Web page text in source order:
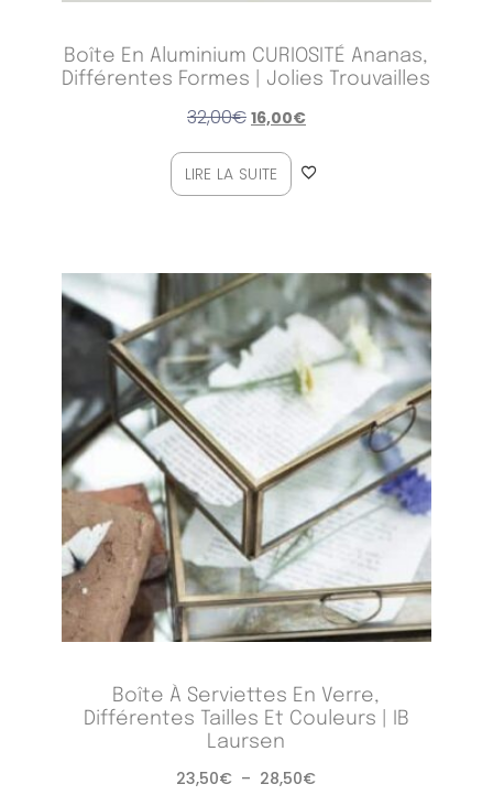
Boîte En Aluminium CURIOSITÉ Ananas,
Différentes Formes | Jolies Trouvailles
32,00€ 16,00€
LIRE LA SUITE
Boîte À Serviettes En Verre,
Différentes Tailles Et Couleurs | IB
Laursen
23,50€ – 28,50€